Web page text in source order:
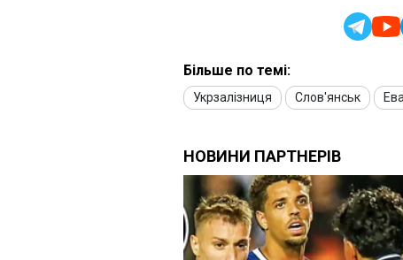
Більше по темі:
Укрзалізниця Слов'янськ